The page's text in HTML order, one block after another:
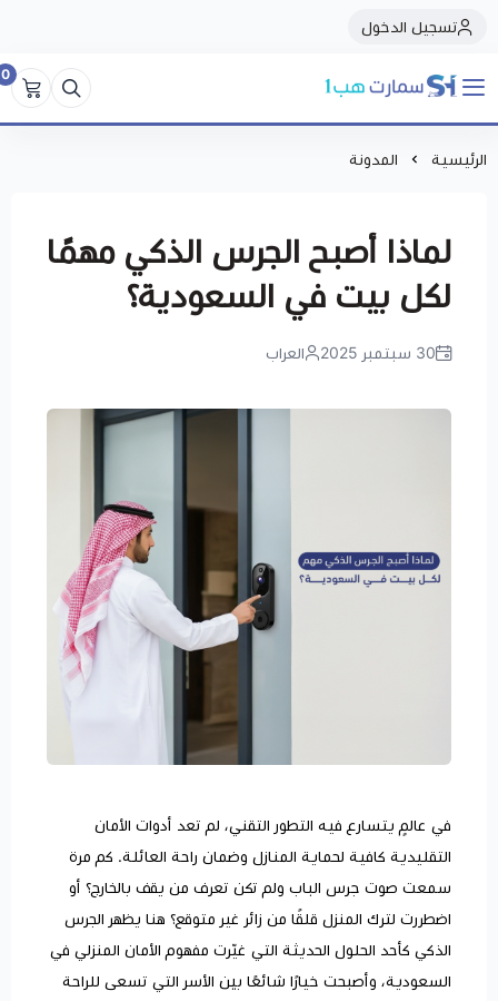
تسجيل الدخول
سمارت هبSmart Hub1
0
الرئيسية المدونة
لماذا أصبح الجرس الذكي مهمًا
لكل بيت في السعودية؟
30 سبتمبر 2025 العراب
في عالمٍ يتسارع فيه التطور التقني، لم تعد أدوات الأمان
التقليدية كافية لحماية المنازل وضمان راحة العائلة. كم مرة
سمعت صوت جرس الباب ولم تكن تعرف من يقف بالخارج؟ أو
اضطررت لترك المنزل قلقًا من زائر غير متوقع؟ هنا يظهر الجرس
الذكي كأحد الحلول الحديثة التي غيّرت مفهوم الأمان المنزلي في
السعودية، وأصبحت خيارًا شائعًا بين الأسر التي تسعى للراحة